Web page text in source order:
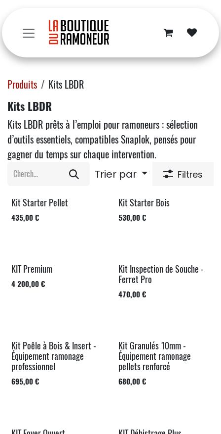
Produits Kits LBDR
Kits LBDR
Kits LBDR prêts à l’emploi pour ramoneurs : sélection
d’outils essentiels, compatibles Snaplok, pensés pour
gagner du temps sur chaque intervention.
Trier par Filtres
ESSAI 30 JOURS
Kit Starter Pellet
435,00 € ESSAI 30 JOURS
Kit Starter Bois
530,00€
KIT Premium
4 200,00 €
Kit Inspection de Souche -
Ferret Pro
470,00€
Best-Seller
Kit Poêle à Bois & Insert -
Équipement ramonage
professionnel
695,00 €
Kit Granulés 10mm -
Équipement ramonage
pellets renforcé
680,00€